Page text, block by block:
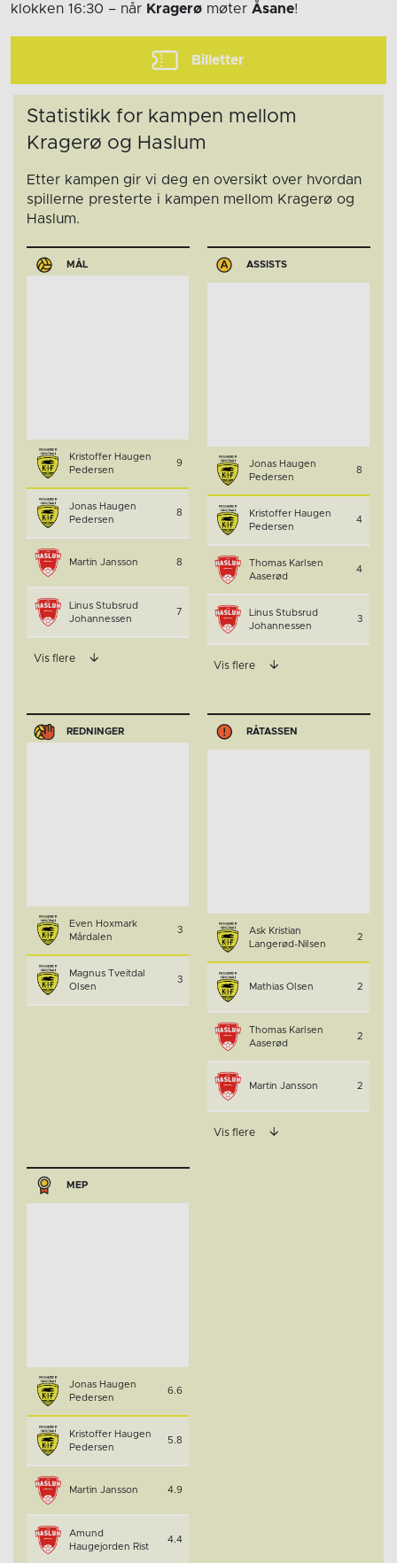
klokken 16:30 – når Kragerø møter Åsane!
Billetter
Statistikk for kampen mellom
Kragerø og Haslum
Etter kampen gir vi deg en oversikt over hvordan
spillerne presterte i kampen mellom Kragerø og
Haslum.
MÅL
Kristoffer Haugen
Pedersen
9
Jonas Haugen
Pedersen
8
Martin Jansson 8
Linus Stubsrud
Johannessen
7
Vis flere
ASSISTS
Jonas Haugen
Pedersen
8
Kristoffer Haugen
Pedersen
4
Thomas Karlsen
Aaserød
4
Linus Stubsrud
Johannessen
3
Vis flere
REDNINGER
Even Hoxmark
Mårdalen
3
Magnus Tveitdal
Olsen
3
RÅTASSEN
Ask Kristian
Langerød-Nilsen
2
Mathias Olsen 2
Thomas Karlsen
Aaserød
2
Martin Jansson 2
Vis flere
MEP
Jonas Haugen
Pedersen
6.6
Kristoffer Haugen
Pedersen
5.8
Martin Jansson 4.9
Amund
Haugejorden Rist
4.4